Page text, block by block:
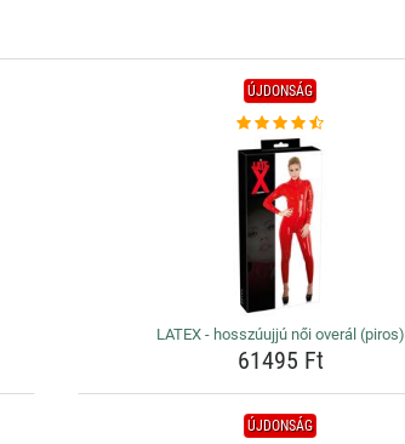
ÚJDONSÁG
LATEX - hosszúujjú női overál (piros)
61495 Ft
ÚJDONSÁG